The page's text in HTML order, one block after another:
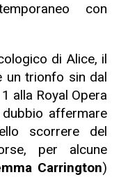
con
di Alice, il
un trionfo sin dal
alla Royal Opera
affermare
scorrere del
per alcune
Carrington)